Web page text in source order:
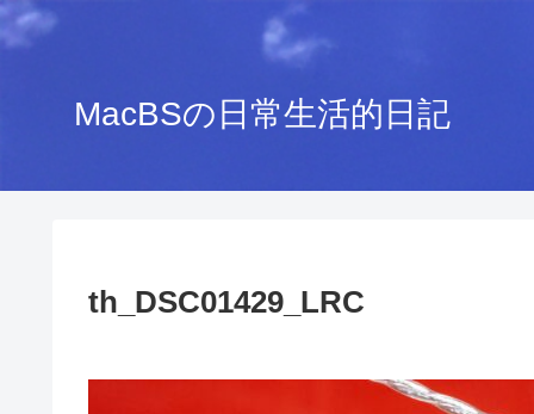
MacBSの日常生活的日記
th_DSC01429_LRC